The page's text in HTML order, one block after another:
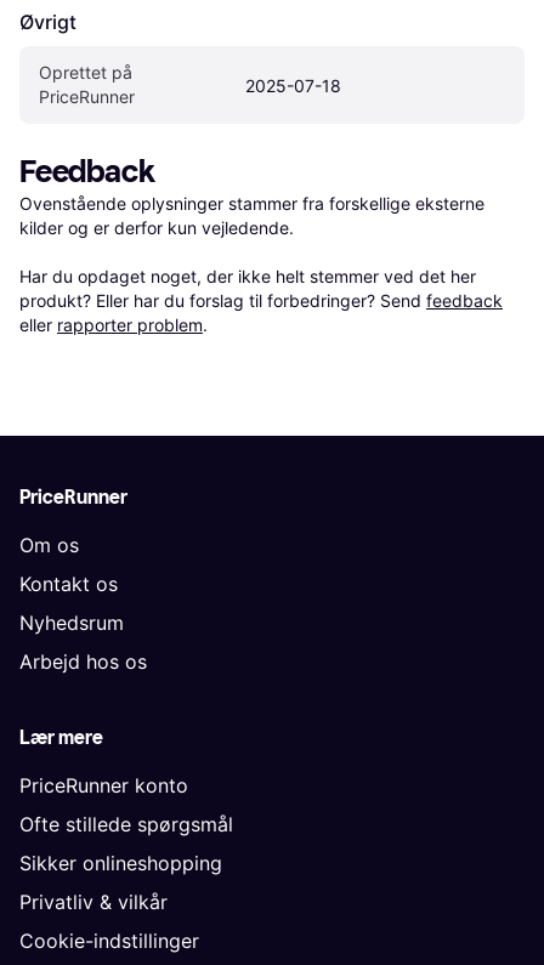
Øvrigt
Oprettet på
PriceRunner
2025-07-18
Feedback
Ovenstående oplysninger stammer fra forskellige eksterne
kilder og er derfor kun vejledende.
Har du opdaget noget, der ikke helt stemmer ved det her
produkt? Eller har du forslag til forbedringer? Send feedback
eller rapporter problem.
PriceRunner
Om os
Kontakt os
Nyhedsrum
Arbejd hos os
Lær mere
PriceRunner konto
Ofte stillede spørgsmål
Sikker onlineshopping
Privatliv & vilkår
Cookie-indstillinger